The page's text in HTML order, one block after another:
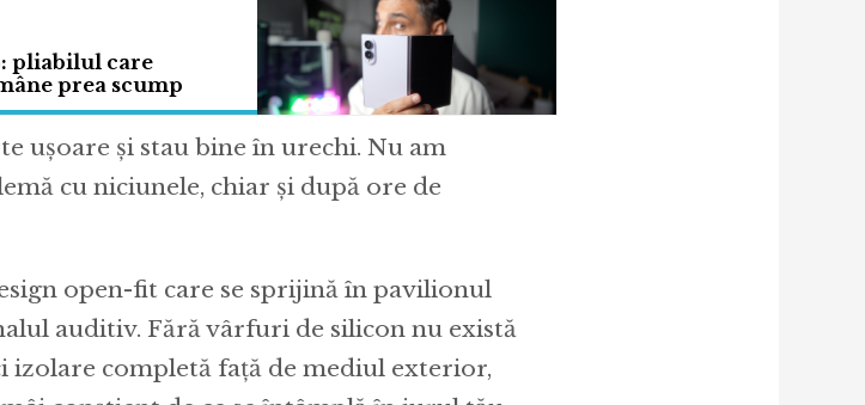
pliabilul care
prea scump
ușoare și stau bine în urechi. Nu am
cu niciunele, chiar și după ore de
open-fit care se sprijină în pavilionul
auditiv. Fără vârfuri de silicon nu există
izolare completă față de mediul exterior,